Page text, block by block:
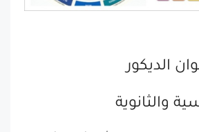
الديكور
والثانوية